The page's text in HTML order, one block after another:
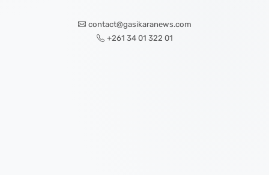
contact@gasikaranews.com
+261 34 01 322 01